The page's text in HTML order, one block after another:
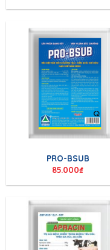
PRO-BSUB
85.000₫